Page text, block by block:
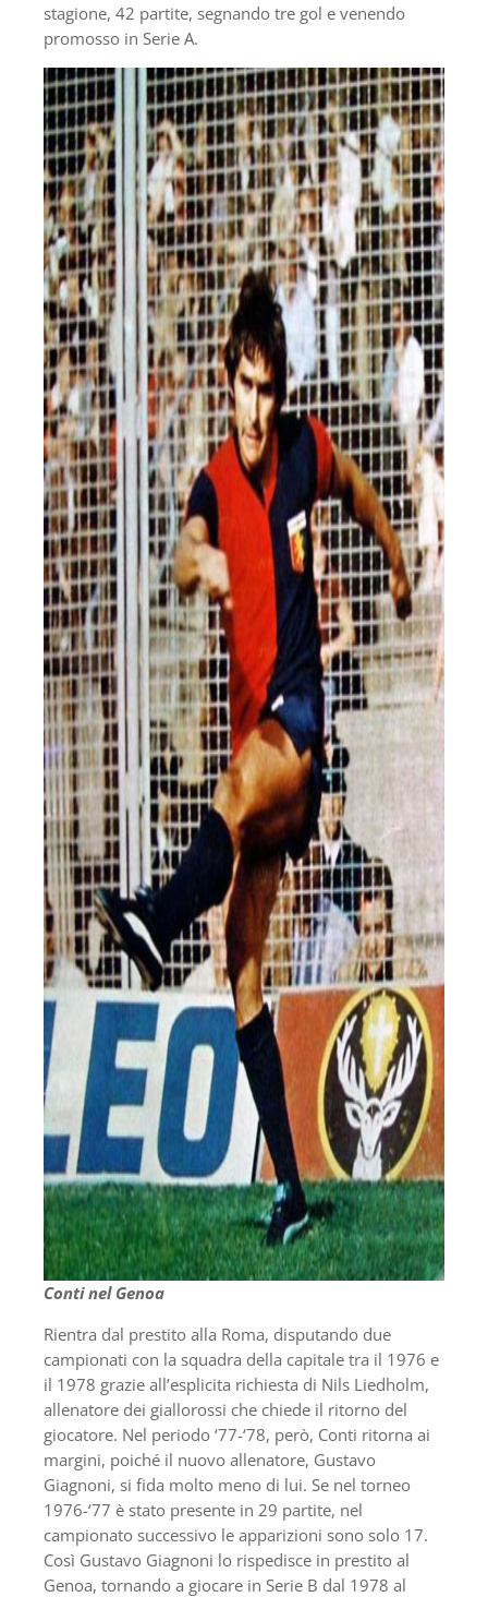
stagione, 42 partite, segnando tre gol e venendo
promosso in Serie A.
Conti nel Genoa
Rientra dal prestito alla Roma, disputando due
campionati con la squadra della capitale tra il 1976 e
il 1978 grazie all’esplicita richiesta di Nils Liedholm,
allenatore dei giallorossi che chiede il ritorno del
giocatore. Nel periodo ‘77-‘78, però, Conti ritorna ai
margini, poiché il nuovo allenatore, Gustavo
Giagnoni, si fida molto meno di lui. Se nel torneo
1976-‘77 è stato presente in 29 partite, nel
campionato successivo le apparizioni sono solo 17.
Così Gustavo Giagnoni lo rispedisce in prestito al
Genoa, tornando a giocare in Serie B dal 1978 al